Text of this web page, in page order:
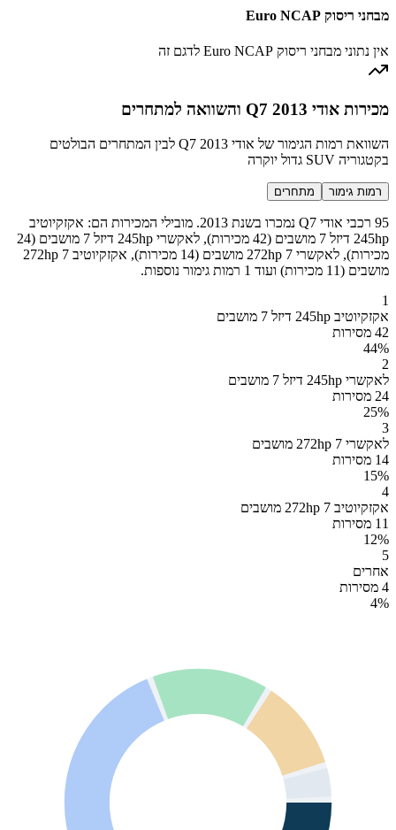
מבחני ריסוק Euro NCAP
אין נתוני מבחני ריסוק Euro NCAP לדגם זה
מכירות אודי Q7 2013 והשוואה למתחרים
השוואת רמות הגימור של אודי Q7 2013 לבין המתחרים הבולטים
בקטגוריה SUV גדול יוקרה
רמות גימור מתחרים
95 רכבי אודי Q7 נמכרו בשנת 2013. מובילי המכירות הם: אקזקיוטיב
245hp דיזל 7 מושבים (42 מכירות), לאקשרי 245hp דיזל 7 מושבים (24
מכירות), לאקשרי 272hp 7 מושבים (14 מכירות), אקזקיוטיב 272hp 7
מושבים (11 מכירות) ועוד 1 רמות גימור נוספות.
1
אקזקיוטיב 245hp דיזל 7 מושבים
42 מסירות
44%
2
לאקשרי 245hp דיזל 7 מושבים
24 מסירות
25%
3
לאקשרי 272hp 7 מושבים
14 מסירות
15%
4
אקזקיוטיב 272hp 7 מושבים
11 מסירות
12%
5
אחרים
4 מסירות
4%